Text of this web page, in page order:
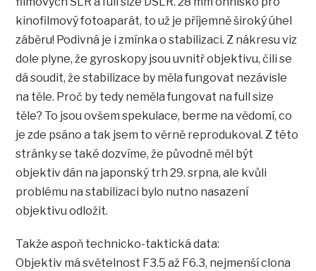
kinofilmový fotoaparát, to už je příjemně široký úhel
záběru! Podivná je i zmínka o stabilizaci. Z nákresu viz
dole plyne, že gyroskopy jsou uvnitř objektivu, čili se
dá soudit, že stabilizace by měla fungovat nezávisle
na těle. Proč by tedy neměla fungovat na full size
těle? To jsou ovšem spekulace, berme na vědomí, co
je zde psáno a tak jsem to věrně reprodukoval. Z této
stránky se také dozvíme, že původně měl být
objektiv dán na japonský trh 29. srpna, ale kvůli
problému na stabilizaci bylo nutno nasazení
objektivu odložit.
Takže aspoň technicko-taktická data:
Objektiv má světelnost F3.5 až F6.3, nejmenší clona